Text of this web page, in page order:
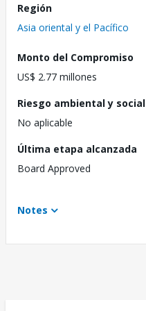
Región
Asia oriental y el Pacífico
Monto del Compromiso
US$ 2.77 millones
Riesgo ambiental y social
No aplicable
Última etapa alcanzada
Board Approved
Notes